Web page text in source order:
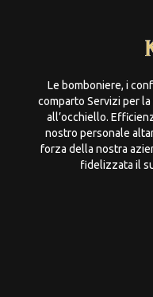
Le bomboniere, i
comparto Servizi per
all’occhiello.
nostro personale
forza della nostra
fidelizzata il